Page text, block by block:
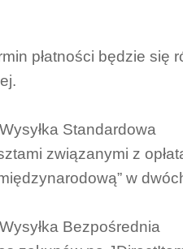
płatności będzie się
Standardowa
związanymi z
w
Bezpośrednia